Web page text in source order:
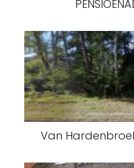
Van